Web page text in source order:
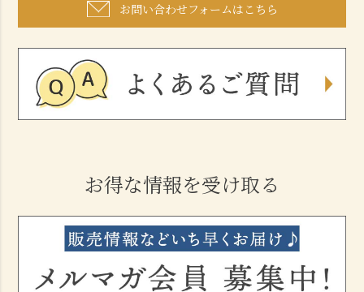
お問い合わせフォームはこちら
お得な情報を受け取る